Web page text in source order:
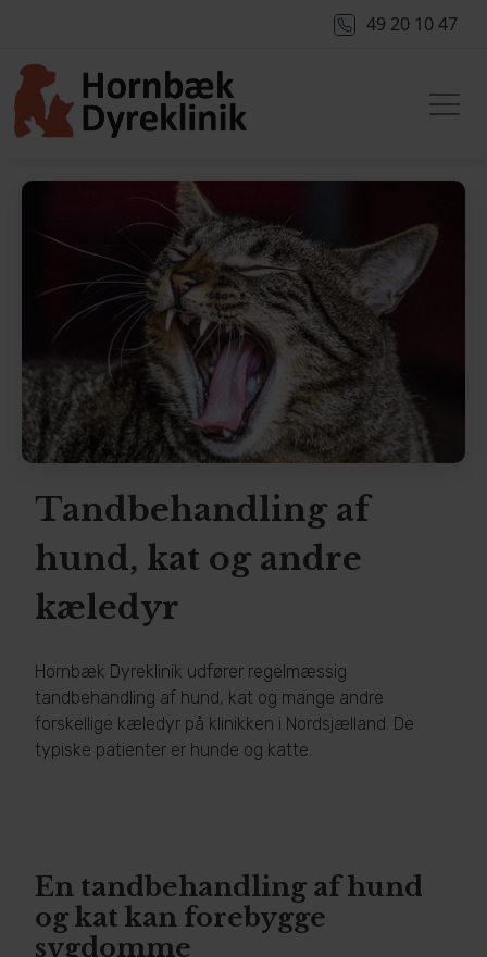
49 20 10 47
Tandbehandling af
hund, kat og andre
kæledyr
Hornbæk Dyreklinik udfører regelmæssig
tandbehandling af hund, kat og mange andre
forskellige kæledyr på klinikken i Nordsjælland. De
typiske patienter er hunde og katte.
​En tandbehandling af hund
og kat kan forebygge
sygdomme